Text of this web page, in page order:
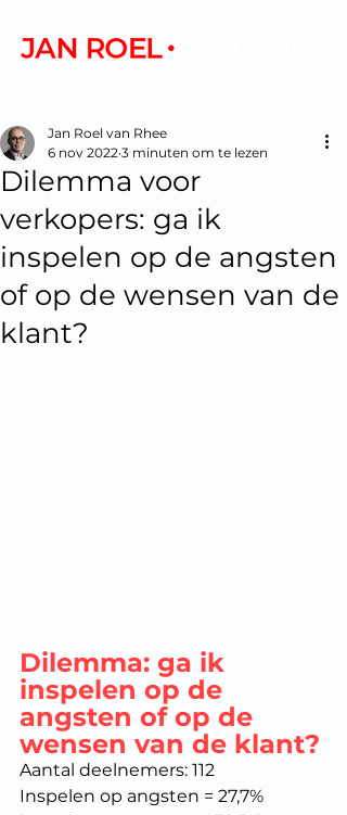
Dilemma voor
verkopers: ga ik
inspelen op de angsten
of op de wensen van de
klant?
Jan Roel van Rhee
6 nov 2022 3 minuten om te lezen
Dilemma: ga ik
inspelen op de
angsten of op de
wensen van de klant?
Aantal deelnemers: 112
Inspelen op angsten = 27,7%